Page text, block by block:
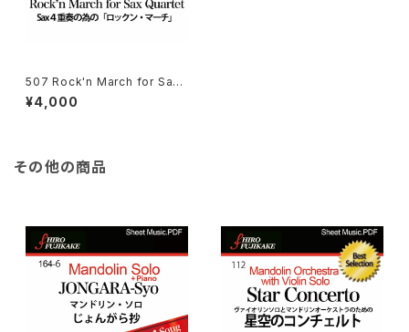
507 Rock'n March for Sax
Quartet
¥4,000
その他の商品